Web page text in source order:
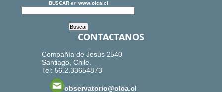
BUSCAR en www.olca.cl
CONTACTANOS
Compañía de Jesús 2540
Santiago, Chile.
Tel: 56.2.33654873
observatorio@olca.cl